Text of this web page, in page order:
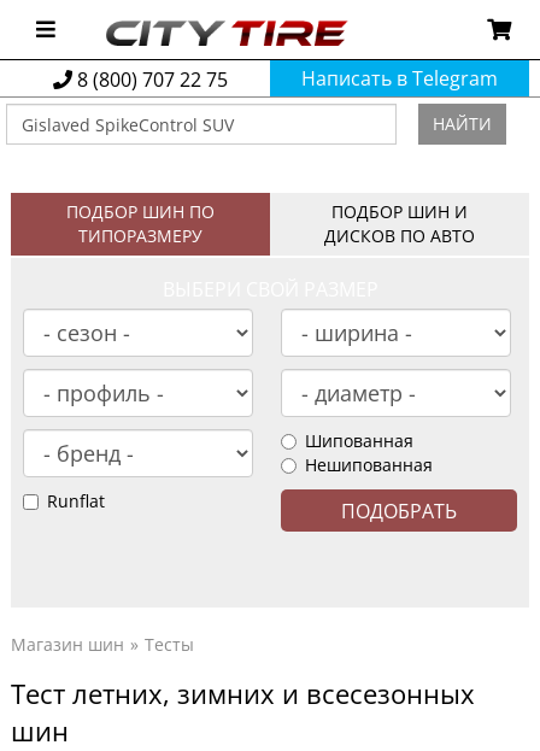
8 (800) 707 22 75 Написать в Telegram
НАЙТИ
ПОДБОР ШИН ПО
ТИПОРАЗМЕРУ
ПОДБОР ШИН И
ДИСКОВ ПО АВТО
Шипованная
Нешипованная
Runflat
Магазин шин Тесты
Тест летних, зимних и всесезонных
шин